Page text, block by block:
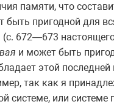
памяти, что
быть пригодной для
672—673
и может быть
этой
так как я
системе, или